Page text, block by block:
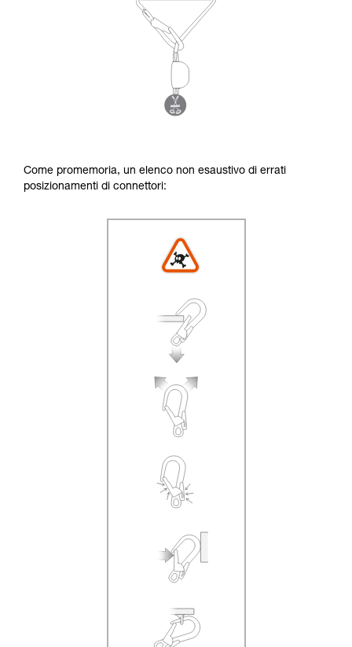
Come promemoria, un elenco non esaustivo di errati
posizionamenti di connettori: